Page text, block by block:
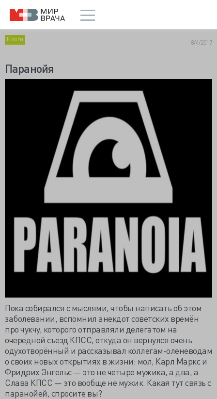
Блоги 8/4/2017
Паранойя
Пока собирался с мыслями, чтобы написать об этом
заболевании, вспомнил анекдот советских времён
про чукчу, которого отправляли делегатом на
очередной съезд КПСС, откуда он вернулся очень
одухотворённый и рассказывал коллегам-оленеводам
о своих новых открытиях в жизни: мол, Карл Маркс и
Фридрих Энгельс — это не четыре мужика, а два, а
Слава КПСС — это вообще не мужик. Какая тут связь с
паранойей, спросите вы?